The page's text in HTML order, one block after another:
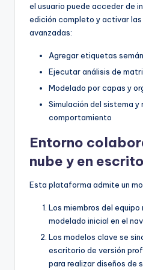
el usuario puede acceder de
edición completo y activar
avanzadas:
Agregar etiquetas
Ejecutar análisis de
Modelado por capas y
Simulación del sistema y
comportamiento
Entorno
nube y en
Esta plataforma admite un
Los miembros del
modelado inicial en el
Los modelos clave se
escritorio de versión
para realizar diseños de